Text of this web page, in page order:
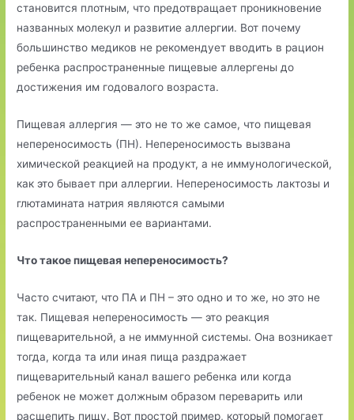
становится плотным, что предотвращает проникновение
названных молекул и развитие аллергии. Вот почему
большинство медиков не рекомендует вводить в рацион
ребенка распространенные пищевые аллергены до
достижения им годовалого возраста.
Пищевая аллергия — это не то же самое, что пищевая
непереносимость (ПН). Непереносимость вызвана
химической реакцией на продукт, а не иммунологической,
как это бывает при аллергии. Непереносимость лактозы и
глютамината натрия являются самыми
распространенными ее вариантами.
Что такое пищевая непереносимость?
Часто считают, что ПА и ПН – это одно и то же, но это не
так. Пищевая непереносимость — это реакция
пищеварительной, а не иммунной системы. Она возникает
тогда, когда та или иная пища раздражает
пищеварительный канал вашего ребенка или когда
ребенок не может должным образом переварить или
расщепить пищу. Вот простой пример, который помогает